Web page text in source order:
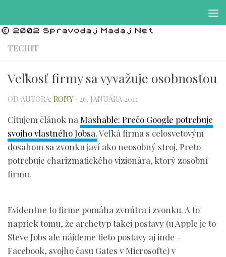
TECHIT
Veľkosť firmy sa vyvažuje osobnosťou
OD AUTORA: RONY · 26. JANUÁRA 2011
Citujem článok na Mashable: Prečo Google potrebuje
svojho vlastného Jobsa.Veľká firma s celosvetovým
dosahom sa zvonku javí ako neosobný stroj. Preto
potrebuje charizmatického vizionára, ktorý zosobní
firmu.
Evidentne to firme pomáha zvnútra i zvonku. A to
napriek tomu, že archetyp takej postavy (u Apple je to
Steve Jobs ale nájdeme tieto postavy aj inde –
Facebook, svojho času Gates v Microsofte) v